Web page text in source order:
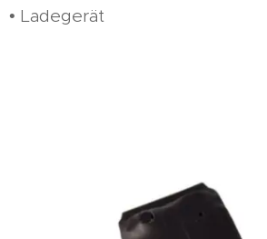
• Ladegerät